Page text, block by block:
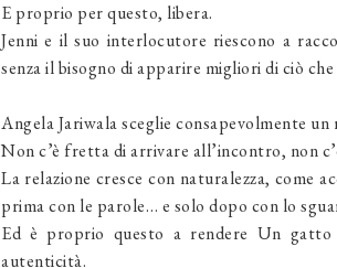
E proprio per questo, libera.
Jenni e il suo interlocutore riescono a
senza il bisogno di apparire migliori di ciò che
Angela Jariwala sceglie consapevolmente
Non c’è fretta di arrivare all’incontro, non
La relazione cresce con naturalezza, come
prima con le parole… e solo dopo con lo
Ed è proprio questo a rendere Un gatto
autenticità.